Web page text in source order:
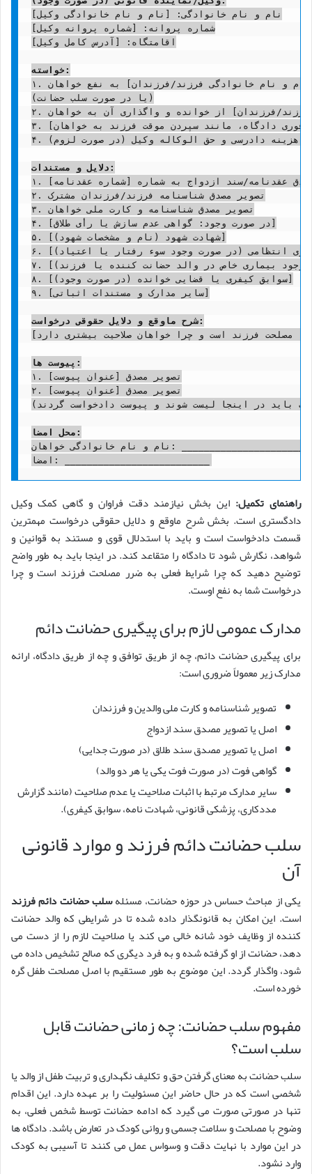
نام و نام خانوادگی: [نام و نام خانوادگی وکیل]
شماره پروانه: [شماره پروانه وکیل]
اقامتگاه: [آدرس کامل وکیل]
خواسته:
۱. تعیین حضانت دائم فرزند/فرزندان مشترک به نام [نام و نام خانوادگی فرزند/فرزندان] به نفع خواهان.
(یا در صورت سلب حضانت)
۲. سلب حضانت دائم فرزند/فرزندان مشترک به نام [نام و نام خانوادگی فرزند/فرزندان] از خوانده و واگذاری آن به خواهان.
۳. صدور دستور موقت دایر بر [در صورت نیاز به تصمیم فوری دادگاه، مانند سپردن موقت فرزند به خواهان].
۴. مطالبه هزینه دادرسی و حق الوکاله وکیل (در صورت لزوم).
دلایل و مستندات:
۱. تصویر مصدق عقدنامه/سند ازدواج به شماره [شماره عقدنامه]
۲. تصویر مصدق شناسنامه فرزند/فرزندان مشترک
۳. تصویر مصدق شناسنامه و کارت ملی خواهان
۴. [در صورت وجود: گواهی عدم سازش یا رأی طلاق]
۵. [شهادت شهود (نام و مشخصات شهود)]
۶. [گزارش مددکاری اجتماعی/نیروی انتظامی (در صورت وجود سوء رفتار یا اعتیاد)]
۷. [مدارک پزشکی (در صورت وجود بیماری خاص در والد حضانت کننده یا فرزند)]
۸. [سوابق کیفری یا قضایی خوانده (در صورت وجود)]
۹. [سایر مدارک و مستندات اثباتی]
شرح ماوقع و دلایل حقوقی درخواست:
پیوست ها:
۱. تصویر مصدق [عنوان پیوست]
۲. تصویر مصدق [عنوان پیوست]
(کلیه مدارک و مستندات ذکر شده در بخش دلایل و مستندات باید در اینجا لیست شوند و پیوست دادخواست گردند.)
محل امضا:
نام و نام خانوادگی خواهان: __________________________
راهنمای تکمیل: این بخش نیازمند دقت فراوان و گاهی کمک وکیل
دادگستری است. بخش شرح ماوقع و دلایل حقوقی درخواست مهمترین
قسمت دادخواست است و باید با استدلال قوی و مستند به قوانین و
شواهد، نگارش شود تا دادگاه را متقاعد کند. در اینجا باید به طور واضح
توضیح دهید که چرا شرایط فعلی به ضرر مصلحت فرزند است و چرا
درخواست شما به نفع اوست.
مدارک عمومی لازم برای پیگیری حضانت دائم
برای پیگیری حضانت دائم، چه از طریق توافق و چه از طریق دادگاه، ارائه
مدارک زیر معمولاً ضروری است:
تصویر شناسنامه و کارت ملی والدین و فرزندان
اصل یا تصویر مصدق سند ازدواج
اصل یا تصویر مصدق سند طلاق (در صورت جدایی)
گواهی فوت (در صورت فوت یکی یا هر دو والد)
سایر مدارک مرتبط با اثبات صلاحیت یا عدم صلاحیت (مانند گزارش
مددکاری، پزشکی قانونی، شهادت نامه، سوابق کیفری).
سلب حضانت دائم فرزند و موارد قانونی
آن
یکی از مباحث حساس در حوزه حضانت، مسئلهسلب حضانت دائم فرزند
است. این امکان به قانونگذار داده شده تا در شرایطی که والد حضانت
کننده از وظایف خود شانه خالی می کند یا صلاحیت لازم را از دست می
دهد، حضانت از او گرفته شده و به فرد دیگری که صالح تشخیص داده می
شود، واگذار گردد. این موضوع به طور مستقیم با اصل مصلحت طفل گره
خورده است.
مفهوم سلب حضانت: چه زمانی حضانت قابل
سلب است؟
سلب حضانت به معنای گرفتن حق و تکلیف نگهداری و تربیت طفل از والد یا
شخصی است که در حال حاضر این مسئولیت را بر عهده دارد. این اقدام
تنها در صورتی صورت می گیرد که ادامه حضانت توسط شخص فعلی، به
وضوح با مصلحت و سلامت جسمی و روانی کودک در تعارض باشد. دادگاه ها
در این موارد با نهایت دقت و وسواس عمل می کنند تا آسیبی به کودک
وارد نشود.